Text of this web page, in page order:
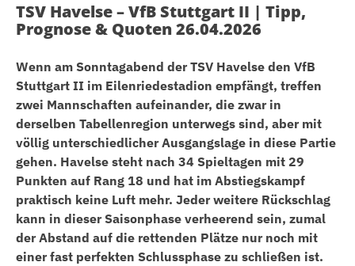
TSV Havelse – VfB Stuttgart II | Tipp,
Prognose & Quoten 26.04.2026
Wenn am Sonntagabend der TSV Havelse den VfB
Stuttgart II im Eilenriedestadion empfängt, treffen
zwei Mannschaften aufeinander, die zwar in
derselben Tabellenregion unterwegs sind, aber mit
völlig unterschiedlicher Ausgangslage in diese Partie
gehen. Havelse steht nach 34 Spieltagen mit 29
Punkten auf Rang 18 und hat im Abstiegskampf
praktisch keine Luft mehr. Jeder weitere Rückschlag
kann in dieser Saisonphase verheerend sein, zumal
der Abstand auf die rettenden Plätze nur noch mit
einer fast perfekten Schlussphase zu schließen ist.